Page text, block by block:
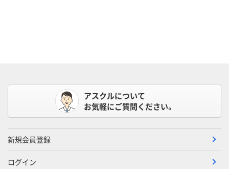
アスクルについて
お気軽にご質問ください。
新規会員登録
ログイン